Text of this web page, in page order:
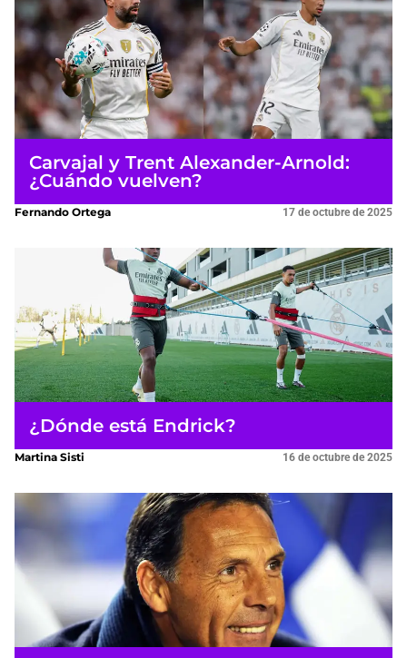
Carvajal y Trent Alexander-Arnold:
¿Cuándo vuelven?
Fernando Ortega 17 de octubre de 2025
¿Dónde está Endrick?
Martina Sisti 16 de octubre de 2025